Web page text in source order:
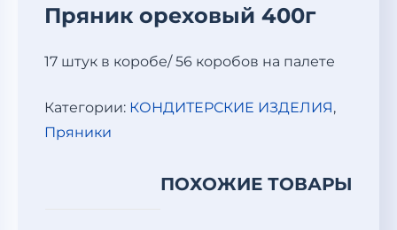
Пряник ореховый 400г
17 штук в коробе/ 56 коробов на палете
Категории: КОНДИТЕРСКИЕ ИЗДЕЛИЯ,
Пряники
ПОХОЖИЕ ТОВАРЫ